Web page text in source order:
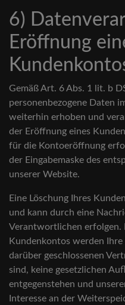
6)
Eröffnung
Gemäß Art. 6 Abs. 1 lit. b
personenbezogene Daten
weiterhin erhoben und
der Eröffnung eines
für die Kontoeröffnung
der Eingabemaske des
unserer Website.
Eine Löschung Ihres
und kann durch eine
Verantwortlichen erfolgen.
Kundenkontos werden
darüber geschlossenen
sind, keine gesetzlichen
entgegenstehen und
Interesse an der